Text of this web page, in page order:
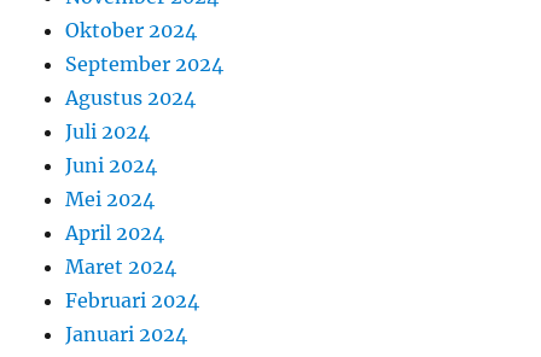
Oktober 2024
September 2024
Agustus 2024
Juli 2024
Juni 2024
Mei 2024
April 2024
Maret 2024
Februari 2024
Januari 2024